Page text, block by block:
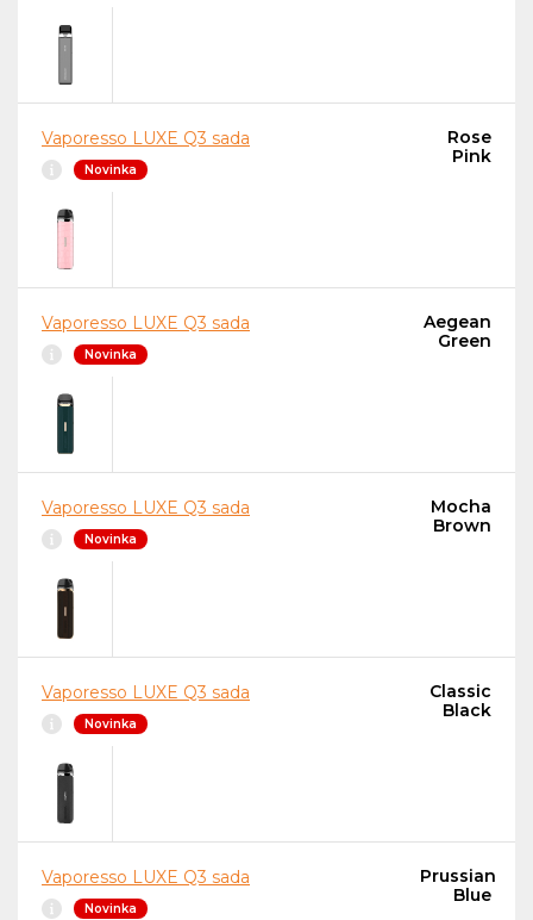
Vaporesso LUXE Q3 sada
Novinka
Rose
Pink
Vaporesso LUXE Q3 sada
Novinka
Aegean
Green
Vaporesso LUXE Q3 sada
Novinka
Mocha
Brown
Vaporesso LUXE Q3 sada
Novinka
Classic
Black
Vaporesso LUXE Q3 sada
Novinka
Prussian
Blue